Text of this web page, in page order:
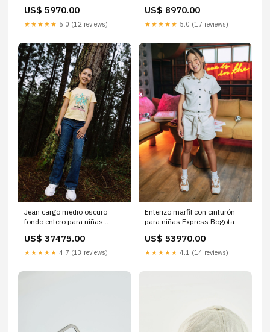
US$ 5970.00
★★★★★ 5.0 (12 reviews)
US$ 8970.00
★★★★★ 5.0 (17 reviews)
Jean cargo medio oscuro
fondo entero para niñas
US$ 37475.00
★★★★★ 4.7 (13 reviews)
Enterizo marfil con cinturón
para niñas Express Bogota
US$ 53970.00
★★★★★ 4.1 (14 reviews)